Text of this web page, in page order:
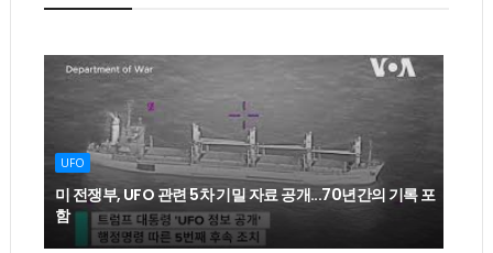
UFO
미 전쟁부, UFO 관련 5차 기밀 자료 공개...70년간의 기록 포
함